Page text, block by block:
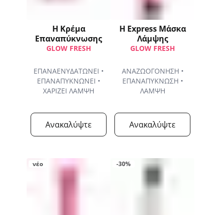
Η Κρέμα
Επαναπύκνωσης
GLOW FRESH
ΕΠΑΝΑΕΝΥΔΑΤΩΝΕΙ •
ΕΠΑΝΑΠΥΚΝΩΝΕΙ •
ΧΑΡΙΖΕΙ ΛΑΜΨΗ
Ανακαλύψτε
Η Express Μάσκα
Λάμψης
GLOW FRESH
ΑΝΑΖΩΟΓΟΝΗΣΗ •
ΕΠΑΝΑΠΥΚΝΩΣΗ •
ΛΑΜΨΗ
Ανακαλύψτε
νέο -30%